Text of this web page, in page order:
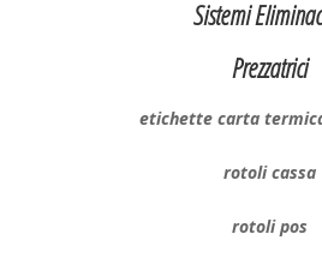
Sistemi
Prezzatrici
etichette carta
rotoli cassa
rotoli pos